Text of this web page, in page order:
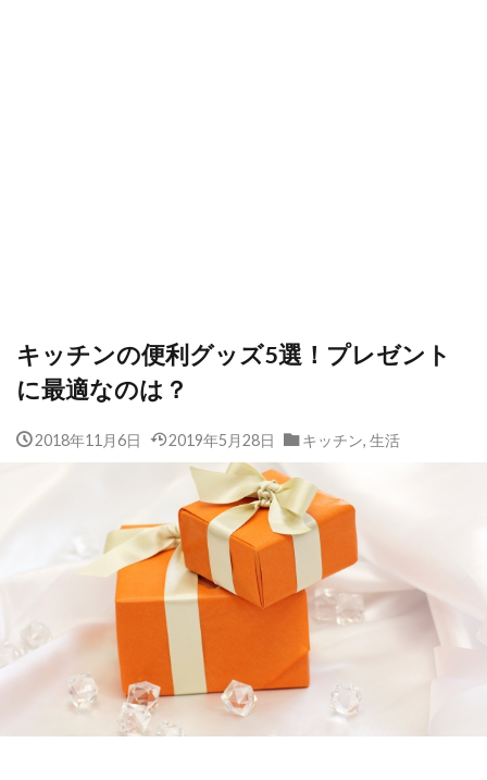
キッチンの便利グッズ5選！プレゼント
に最適なのは？
2018年11月6日 2019年5月28日 キッチン, 生活